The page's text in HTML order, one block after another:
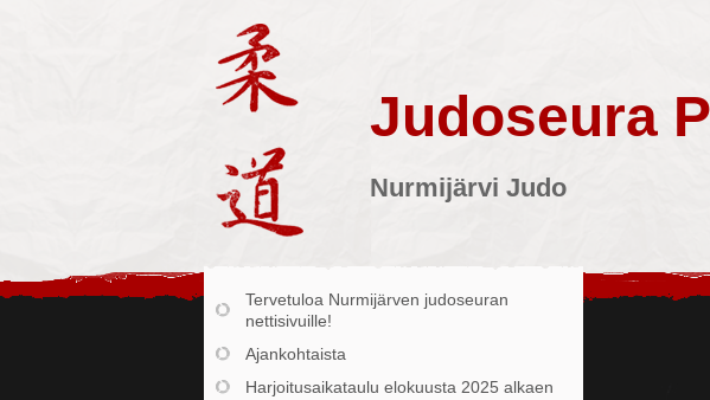
Judoseura
Nurmijärvi Judo
Tervetuloa Nurmijärven judoseuran
nettisivuille!
Ajankohtaista
Harjoitusaikataulu elokuusta 2025 alkaen